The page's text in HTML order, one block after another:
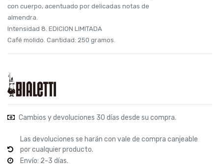
con cuerpo, acentuado por delicadas notas de
almendra.
Intensidad 8. EDICION LIMITADA
Café molido. Cantidad: 250 gramos.
Cambios y devoluciones 30 días desde su compra.
Las devoluciones se harán con vale de compra canjeable
por cualquier producto.
Envío: 2-3 días.